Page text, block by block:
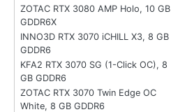
ZOTAC RTX 3080 AMP Holo, 10 GB
GDDR6X
INNO3D RTX 3070 iCHILL X3, 8 GB
GDDR6
KFA2 RTX 3070 SG (1-Click OC), 8
GB GDDR6
ZOTAC RTX 3070 Twin Edge OC
White, 8 GB GDDR6